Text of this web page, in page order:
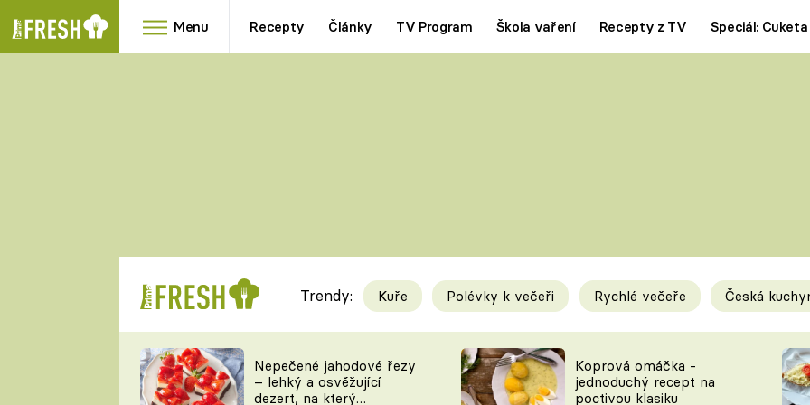
Menu Recepty Články TV Program Škola vaření Recepty z TV Speciál: Cuketa
RYCHLOVKY
Videorecepty
TEĎ VAŘÍ ŠÉF!
Tipy a triky
KAM ZA JÍDLEM
Trendy: Kuře Polévky k večeři Rychlé večeře Česká
Nepečené jahodové řezy
– lehký a osvěžující
dezert, na který
Koprová omáčka -
jednoduchý recept na
poctivou klasiku